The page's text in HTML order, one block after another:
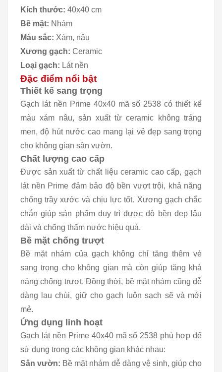
Kích thước: 40x40 cm
Bề mặt: Nhám
Màu sắc: Xám, nâu
Xương gạch: Ceramic
Loại gạch: Lát nền
Đặc điểm nổi bật
Thiết kế sang trọng
Gạch lát nền Prime 40x40 mã số 2538 có thiết kế
màu xám nâu, sản xuất từ ceramic không tráng
men, độ hút nước cao mang lại vẻ đẹp sang trọng
cho không gian sân vườn.
Chất lượng cao cấp
Được sản xuất từ chất liệu ceramic cao cấp, gạch
lát nền Prime đảm bảo độ bền vượt trội, khả năng
chống trầy xước và chịu lực tốt. Xương gạch chắc
chắn giúp sản phẩm duy trì được độ bền đẹp lâu
dài và chống thấm nước hiệu quả.
Bề mặt chống trượt
Bề mặt nhám của gạch không chỉ tăng thêm vẻ
sang trọng cho không gian mà còn giúp tăng khả
năng chống trượt. Đồng thời, bề mặt nhám cũng dễ
dàng lau chùi, giữ cho gạch luôn sạch sẽ và mới
mẻ.
Ứng dụng linh hoạt
Gạch lát nền Prime 40x40 mã số 2538 phù hợp để
sử dụng trong các không gian khác nhau:
Sân vườn: Bề mặt nhám dễ dàng vệ sinh, giúp cho